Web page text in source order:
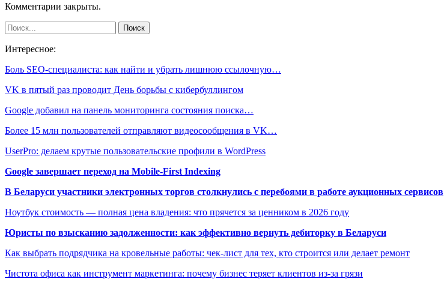
Комментарии закрыты.
Интересное:
Боль SEO-специалиста: как найти и убрать лишнюю ссылочную…
VK в пятый раз проводит День борьбы с кибербуллингом
Google добавил на панель мониторинга состояния поиска…
Более 15 млн пользователей отправляют видеосообщения в VK…
UserPro: делаем крутые пользовательские профили в WordPress
Google завершает переход на Mobile-First Indexing
В Беларуси участники электронных торгов столкнулись с перебоями в работе аукционных сервисов
Ноутбук стоимость — полная цена владения: что прячется за ценником в 2026 году
Юристы по взысканию задолженности: как эффективно вернуть дебиторку в Беларуси
Как выбрать подрядчика на кровельные работы: чек-лист для тех, кто строится или делает ремонт
Чистота офиса как инструмент маркетинга: почему бизнес теряет клиентов из-за грязи